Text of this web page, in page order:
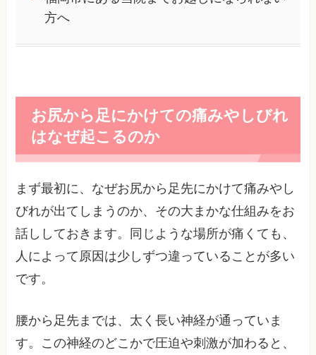
方へ
お尻から足にかけての痛みやしびれ
はなぜ起こるのか
まず最初に、なぜお尻から足先にかけて痛みやし
びれが出てしまうのか、その大まかな仕組みをお
話ししておきます。同じような場所が痛くても、
人によって原因は少しずつ違っていることが多い
です。
腰から足先までは、太く長い神経が通っていま
す。この神経のどこかで圧迫や刺激が加わると、